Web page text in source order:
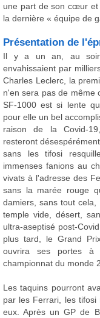
une part de son cœur et
la dernière « équipe de
Présentation de
Il y a un an, au soir
envahissaient par
Charles Leclerc, la
n'en sera pas de même
SF-1000 est si lente
pour elle un bel
raison de la Covid-
resteront
sans les tifosi
immenses fanions au
vivats à l'adresse des
sans la marée rouge
damiers, sans tout
temple vide, désert,
ultra-aseptisé post-
plus tard, le Grand
ouvrira ses portes à
championnat du monde
Les taquins pourront
par les Ferrari, les
eux. Après un GP de